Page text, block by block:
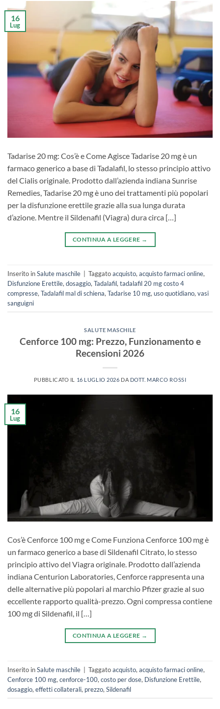
16
Lug
Tadarise 20 mg: Cos’è e Come Agisce Tadarise 20 mg è un
farmaco generico a base di Tadalafil, lo stesso principio attivo
del Cialis originale. Prodotto dall’azienda indiana Sunrise
Remedies, Tadarise 20 mg è uno dei trattamenti più popolari
per la disfunzione erettile grazie alla sua lunga durata
d’azione. Mentre il Sildenafil (Viagra) dura circa […]
CONTINUA A LEGGERE →
Inserito inSalute maschile Taggatoacquisto, acquisto farmaci online,
Disfunzione Erettile, dosaggio, Tadalafil, tadalafil 20 mg costo 4
compresse, Tadalafil mal di schiena, Tadarise 10 mg, uso quotidiano, vasi
sanguigni
SALUTE MASCHILE
Cenforce 100 mg: Prezzo, Funzionamento e
Recensioni 2026
PUBBLICATO IL 16 LUGLIO 2026 DA DOTT. MARCO ROSSI
16
Lug
Cos’è Cenforce 100 mg e Come Funziona Cenforce 100 mg è
un farmaco generico a base di Sildenafil Citrato, lo stesso
principio attivo del Viagra originale. Prodotto dall’azienda
indiana Centurion Laboratories, Cenforce rappresenta una
delle alternative più popolari al marchio Pfizer grazie al suo
eccellente rapporto qualità-prezzo. Ogni compressa contiene
100 mg di Sildenafil, il […]
CONTINUA A LEGGERE →
Inserito inSalute maschile Taggatoacquisto, acquisto farmaci online,
Cenforce 100 mg, cenforce-100, costo per dose, Disfunzione Erettile,
dosaggio, effetti collaterali, prezzo, Sildenafil